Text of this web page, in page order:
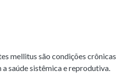
mellitus são condições crônicas
saúde sistêmica e reprodutiva.